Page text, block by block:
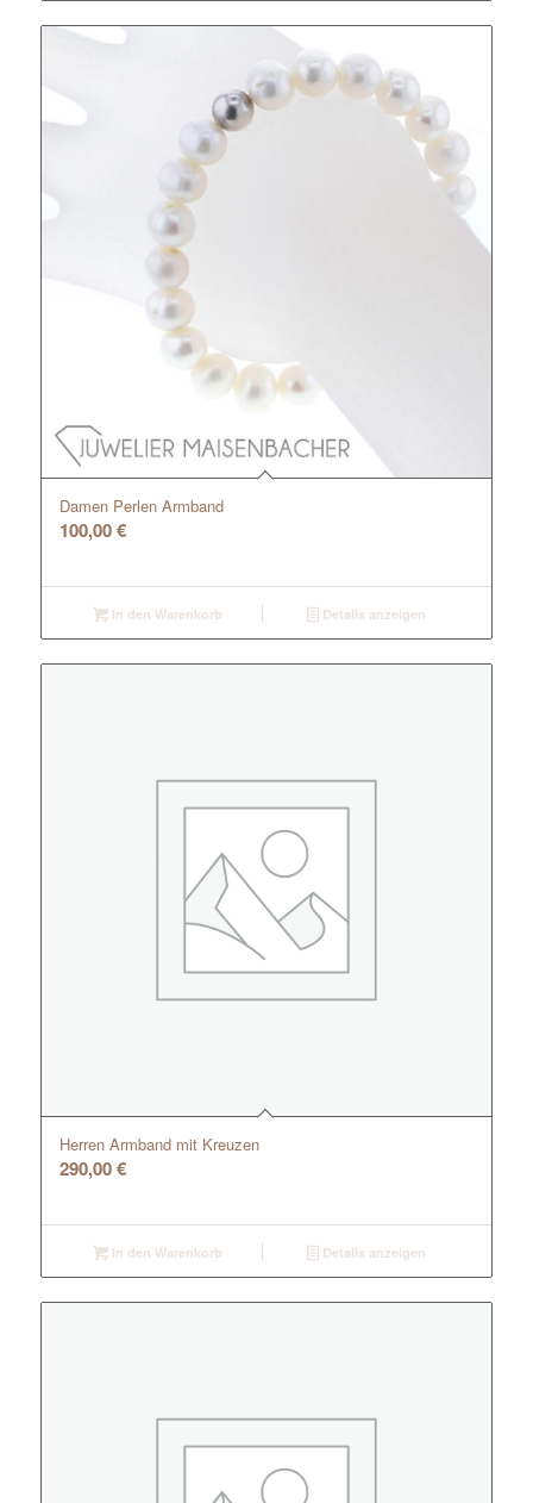
Damen Perlen Armband
100,00€
In den Warenkorb Details anzeigen
Herren Armband mit Kreuzen
290,00€
In den Warenkorb Details anzeigen